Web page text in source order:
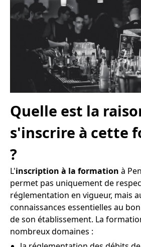
Quelle est la
s'inscrire à cette
?
L'inscription à la formation à
permet pas uniquement de
réglementation en vigueur, mais
connaissances essentielles au
de son établissement. La
nombreux domaines :